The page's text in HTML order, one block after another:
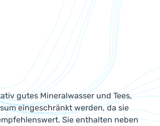
gutes Mineralwasser und Tees,
eingeschränkt werden, da sie
Sie enthalten neben